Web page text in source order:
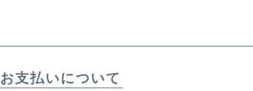
お支払いについて